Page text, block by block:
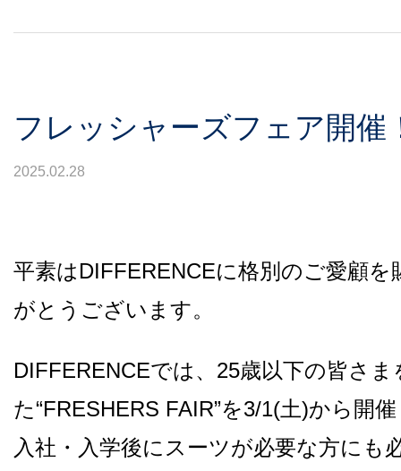
フレッシャーズフェア開催
2025.02.28
平素はDIFFERENCEに格別のご愛顧を
がとうございます。
DIFFERENCEでは、25歳以下の皆さ
た“FRESHERS FAIR”を3/1(土)から開
入社・入学後にスーツが必要な方にも